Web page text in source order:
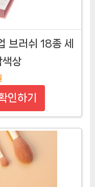
브러쉬 18종 세
색상
인하기